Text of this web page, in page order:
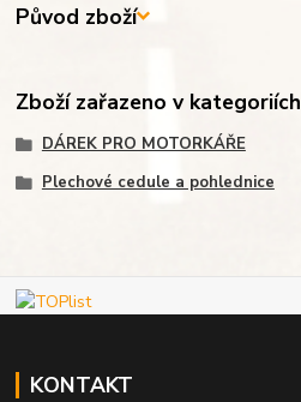
Původ zboží
Zboží zařazeno v kategoriích
DÁREK PRO MOTORKÁŘE
Plechové cedule a pohlednice
KONTAKT